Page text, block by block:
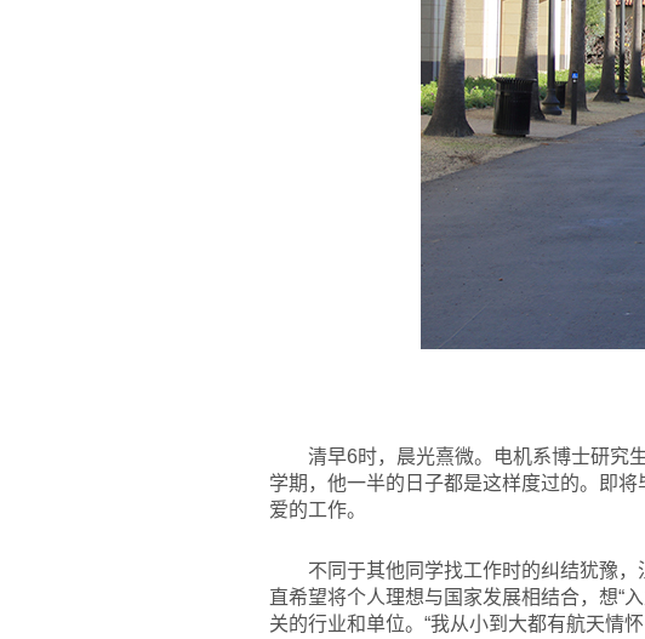
清早6时，晨光熹微。电机系博士研
学期，他一半的日子都是这样度过的。即
爱的工作。
不同于其他同学找工作时的纠结犹豫
直希望将个人理想与国家发展相结合，想“
关的行业和单位。“我从小到大都有航天情